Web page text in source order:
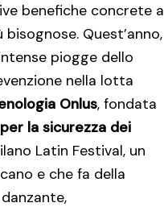
benefiche concrete a
Quest’anno,
piogge dello
nella lotta
Onlus, fondata
la sicurezza dei
Latin Festival, un
e che fa della